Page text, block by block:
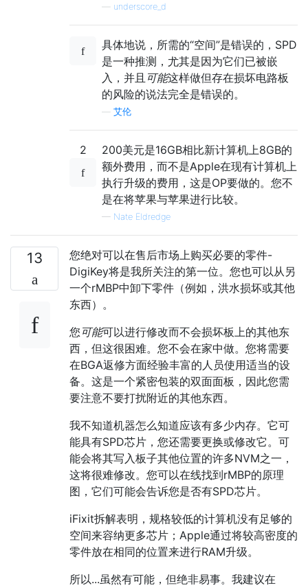
underscore_d
具体地说，所需的“空间”是错误的，SPD
是一种推测，尤其是因为它们已被嵌
入，并且 可能这样做但存在损坏电路板
的风险的说法完全是错误的。
艾伦
2
200美元是16GB相比新计算机上8GB的
额外费用，而不是Apple在现有计算机上
执行升级的费用，这是OP要做的。您不
是在将苹果与苹果进行比较。
— Nate Eldredge
13
您绝对可以在售后市场上购买必要的零件-
DigiKey将是我所关注的第一位。您也可以从另
一个rMBP中卸下零件（例如，洪水损坏或其他
东西）。
您 可能可以进行修改而不会损坏板上的其他东
西，但这很困难。您不会在家中做。您将需要
在BGA返修方面经验丰富的人员使用适当的设
备。这是一个紧密包装的双面面板，因此您需
要注意不要打扰附近的其他东西。
我不知道机器怎么知道应该有多少内存。它可
能具有SPD芯片，您还需要更换或修改它。可
能会将其写入板子其他位置的许多NVM之一，
这将很难修改。您可以在线找到rMBP的原理
图，它们可能会告诉您是否有SPD芯片。
iFixit拆解表明，规格较低的计算机没有足够的
空间来容纳更多芯片；Apple通过将较高密度的
零件放在相同的位置来进行RAM升级。
所以...虽然有可能，但绝非易事。我建议在